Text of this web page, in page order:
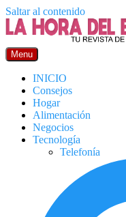
Saltar al contenido
Menu
INICIO
Consejos
Hogar
Alimentación
Negocios
Tecnología
Telefonía